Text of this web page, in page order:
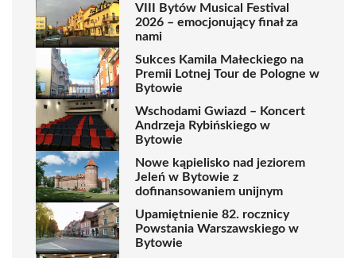
VIII Bytów Musical Festival
2026 – emocjonujący finał za
nami
Sukces Kamila Małeckiego na
Premii Lotnej Tour de Pologne w
Bytowie
Wschodami Gwiazd – Koncert
Andrzeja Rybińskiego w
Bytowie
Nowe kąpielisko nad jeziorem
Jeleń w Bytowie z
dofinansowaniem unijnym
Upamiętnienie 82. rocznicy
Powstania Warszawskiego w
Bytowie